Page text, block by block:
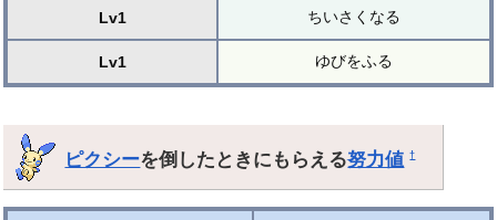
Lv1 ちいさくなる
Lv1 ゆびをふる
ピクシーを倒したときにもらえる努力値 †